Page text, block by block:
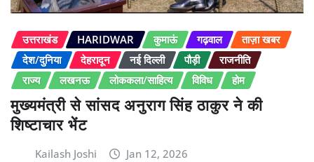
उत्तराखंड HARIDWAR कुमाऊं गढ़वाल
ताज़ा खबर
देश/दुनिया
देहरादून नई दिल्ली पौड़ी
राजनीति
राज्य
लखनऊ लोककला/साहित्य विविध होम
मुख्यमंत्री से सांसद अनुराग सिंह ठाकुर ने की
शिष्टाचार भेंट
Kailash Joshi Jan 12, 2026